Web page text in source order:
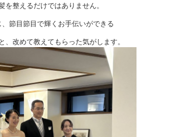
を整えるだけではありません。
節目節目で輝くお手伝いができる
、改めて教えてもらった気がします。